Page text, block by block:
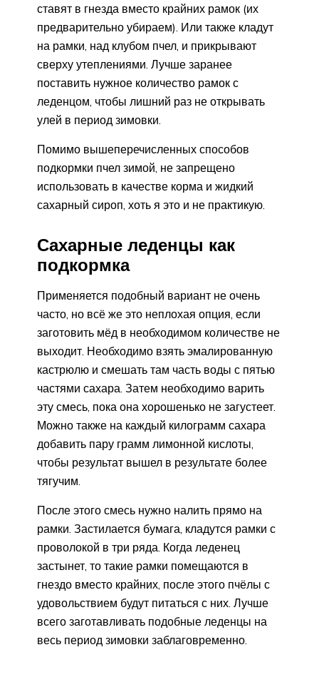
ставят в гнезда вместо крайних рамок (их
предварительно убираем). Или также кладут
на рамки, над клубом пчел, и прикрывают
сверху утеплениями. Лучше заранее
поставить нужное количество рамок с
леденцом, чтобы лишний раз не открывать
улей в период зимовки.
Помимо вышеперечисленных способов
подкормки пчел зимой, не запрещено
использовать в качестве корма и жидкий
сахарный сироп, хоть я это и не практикую.
Сахарные леденцы как
подкормка
Применяется подобный вариант не очень
часто, но всё же это неплохая опция, если
заготовить мёд в необходимом количестве не
выходит. Необходимо взять эмалированную
кастрюлю и смешать там часть воды с пятью
частями сахара. Затем необходимо варить
эту смесь, пока она хорошенько не загустеет.
Можно также на каждый килограмм сахара
добавить пару грамм лимонной кислоты,
чтобы результат вышел в результате более
тягучим.
После этого смесь нужно налить прямо на
рамки. Застилается бумага, кладутся рамки с
проволокой в три ряда. Когда леденец
застынет, то такие рамки помещаются в
гнездо вместо крайних, после этого пчёлы с
удовольствием будут питаться с них. Лучше
всего заготавливать подобные леденцы на
весь период зимовки заблаговременно.